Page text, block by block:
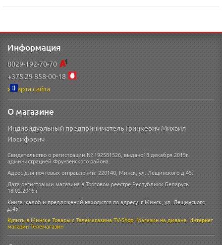
Информация
8029-192-70-70
+375 29 858-00-18
Карта сайта
О магазине
Индивидуальный предприниматель Гринкевич Михаил
Иосифович
Свидетельство о регистрации № 192581526, выдано18 декабря 2015г.
администрацией Фрунзенского района.
Адрес для почтовых отправлений: 220140, Минск, ул. Лещинского д 45.
Дата регистрации магазина в Торговом реестре Республики Беларусь
18.02.2016 г
Книга жалоб и предложений находится по адресу: г.Минск, ул. Лещинского
д.45.
Купить в МинскеТовары с Телемагазина TV-Shop,Магазин на диване,Интернет
магазинТелемагазин